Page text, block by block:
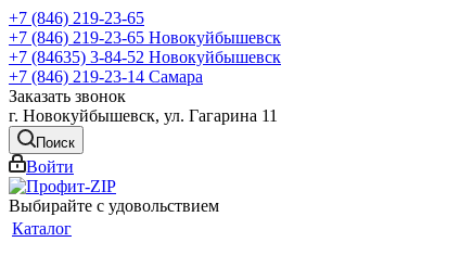
+7 (846) 219-23-65
+7 (846) 219-23-65 Новокуйбышевск
+7 (84635) 3-84-52 Новокуйбышевск
+7 (846) 219-23-14 Самара
Заказать звонок
г. Новокуйбышевск, ул. Гагарина 11
Поиск
Войти
Выбирайте с удовольствием
Каталог